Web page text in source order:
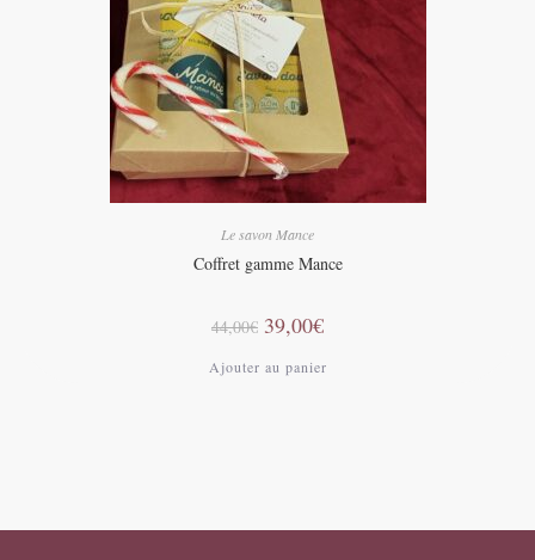
Le savon Mance
Coffret gamme Mance
44,00€ Le
prix
était :
39,00€Le
prix
est :
Ajouter au panier